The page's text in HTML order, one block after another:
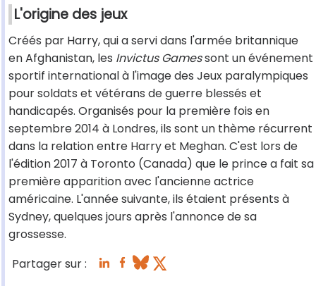
L'origine des jeux
Créés par Harry, qui a servi dans l'armée britannique
en Afghanistan, les Invictus Gamessont un événement
sportif international à l'image des Jeux paralympiques
pour soldats et vétérans de guerre blessés et
handicapés. Organisés pour la première fois en
septembre 2014 à Londres, ils sont un thème récurrent
dans la relation entre Harry et Meghan. C'est lors de
l'édition 2017 à Toronto (Canada) que le prince a fait sa
première apparition avec l'ancienne actrice
américaine. L'année suivante, ils étaient présents à
Sydney, quelques jours après l'annonce de sa
grossesse.
Partager sur :